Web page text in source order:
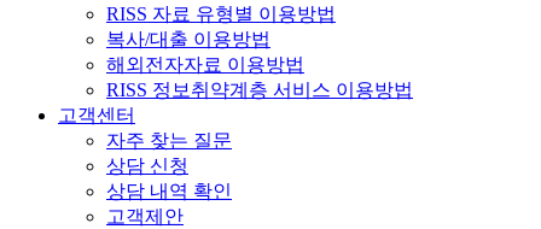
RISS 자료 유형별 이용방법
복사/대출 이용방법
해외전자자료 이용방법
RISS 정보취약계층 서비스 이용방법
고객센터
자주 찾는 질문
상담 신청
상담 내역 확인
고객제안